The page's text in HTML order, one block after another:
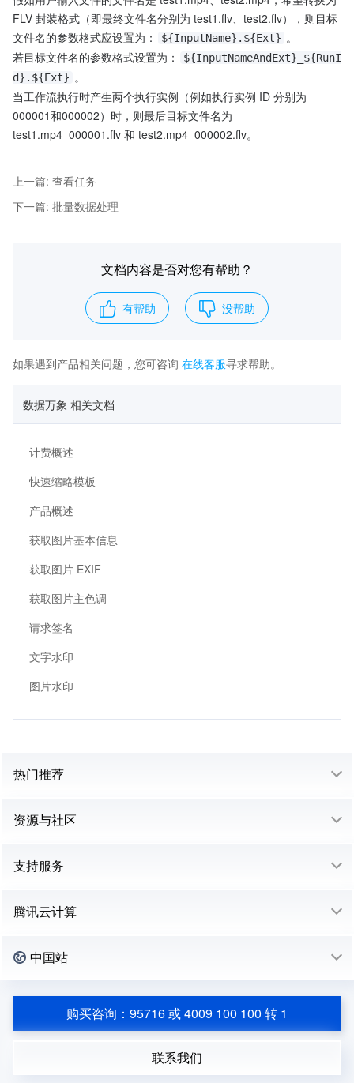
FLV 封装格式（即最终文件名分别为 test1.flv、test2.flv），则目标
文件名的参数格式应设置为：
${InputName}.${Ext} 。
若目标文件名的参数格式设置为：
${InputNameAndExt}_${RunI
d}.${Ext} 。
当工作流执行时产生两个执行实例（例如执行实例 ID 分别为
000001和000002）时，则最后目标文件名为
test1.mp4_000001.flv 和 test2.mp4_000002.flv。
上一篇: 查看任务
下一篇: 批量数据处理
文档内容是否对您有帮助？
有帮助 没帮助
如果遇到产品相关问题，您可咨询 在线客服寻求帮助。
数据万象 相关文档
计费概述
快速缩略模板
产品概述
获取图片基本信息
获取图片 EXIF
获取图片主色调
请求签名
文字水印
图片水印
热门推荐
资源与社区
支持服务
腾讯云计算
中国站
购买咨询：95716 或 4009 100 100 转 1
联系我们